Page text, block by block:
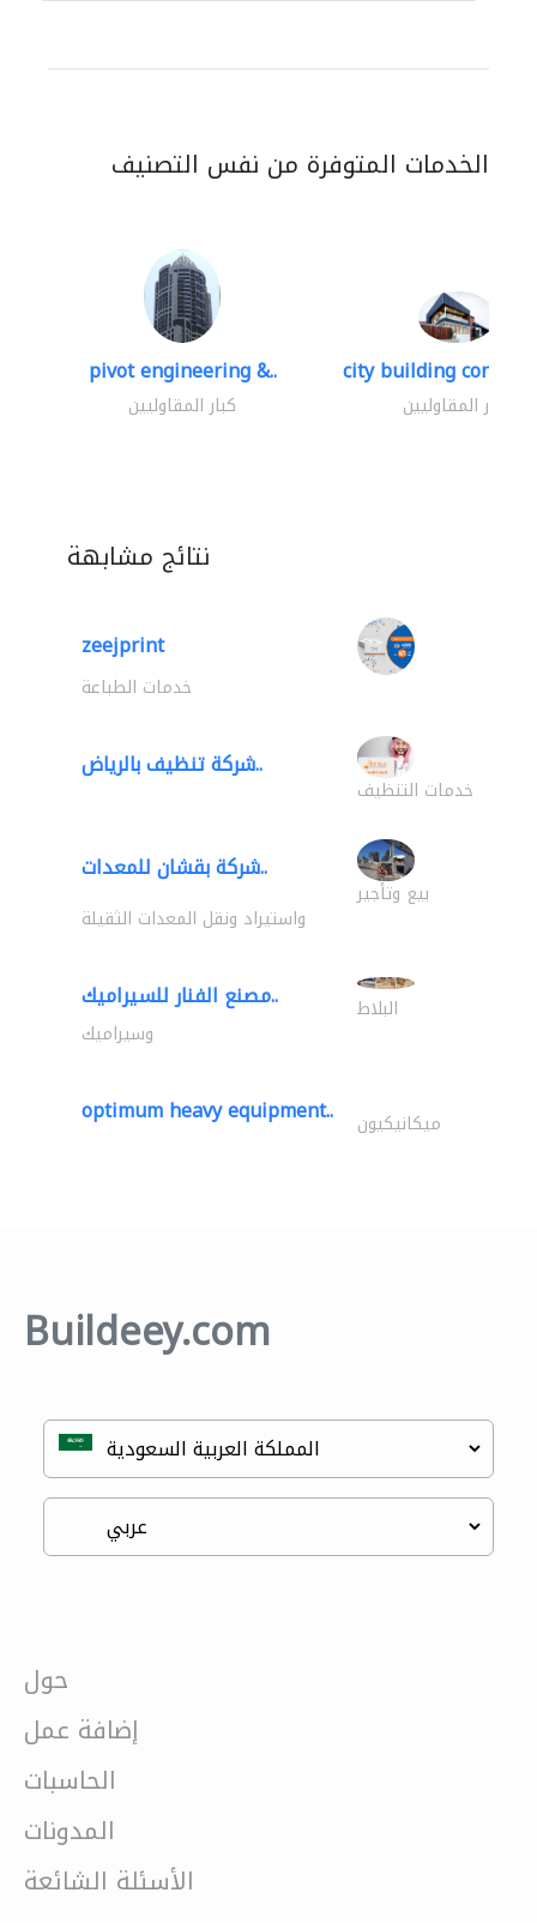
الخدمات المتوفرة من نفس التصنيف
pivot engineering &..
كبار المقاوليين
city building
كبار المقاوليين
نتائج مشابهة
zeejprint
خدمات الطباعة
شركة تنظيف بالرياض..
خدمات التنظيف
شركة بقشان للمعدات..
بيع وتأجير
واستيراد ونقل المعدات الثقيلة
مصنع الفنار للسيراميك.. البلاط
وسيراميك
optimum heavy equipment.. ميكانيكيون
Buildeey.com
حول
إضافة عمل
الحاسبات
المدونات
الأسئلة الشائعة